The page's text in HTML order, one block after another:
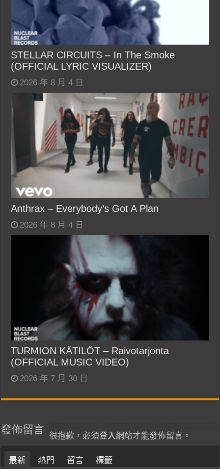
STELLAR CIRCUITS – In The Smoke
(OFFICIAL LYRIC VISUALIZER)
2026 年 8 月 4 日
Anthrax – Everybody’s Got A Plan
2026 年 8 月 4 日
TURMION KÄTILÖT – Raivotarjonta
(OFFICIAL MUSIC VIDEO)
2026 年 7 月 30 日
發佈留言
很抱歉，必須登入網站才能發佈留言。
最新 熱門 留言 標籤